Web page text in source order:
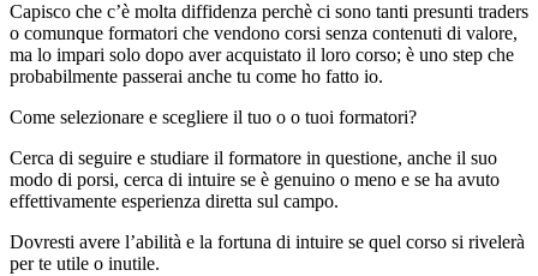
Capisco che c’è molta diffidenza perchè ci sono tanti presunti traders
o comunque formatori che vendono corsi senza contenuti di valore,
ma lo impari solo dopo aver acquistato il loro corso; è uno step che
probabilmente passerai anche tu come ho fatto io.
Come selezionare e scegliere il tuo o o tuoi formatori?
Cerca di seguire e studiare il formatore in questione, anche il suo
modo di porsi, cerca di intuire se è genuino o meno e se ha avuto
effettivamente esperienza diretta sul campo.
Dovresti avere l’abilità e la fortuna di intuire se quel corso si rivelerà
per te utile o inutile.